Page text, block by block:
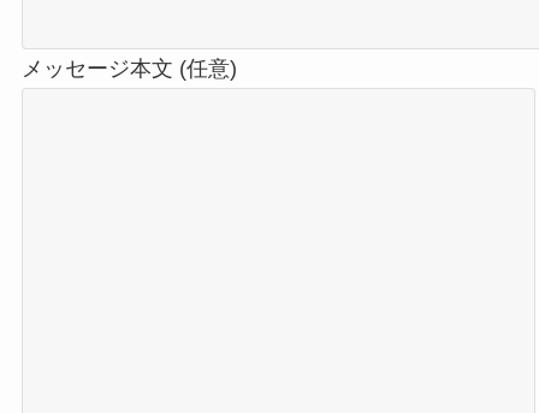
メッセージ本文 (任意)